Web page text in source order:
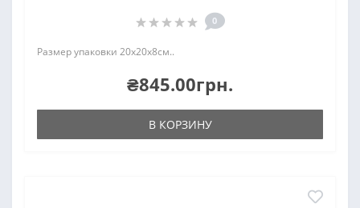
0
Размер упаковки 20х20х8см..
₴845.00грн.
В КОРЗИНУ